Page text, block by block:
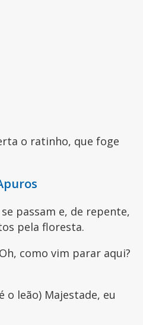
o ratinho, que foge
passam e, de repente,
pela floresta.
como vim parar aqui?
o leão) Majestade, eu